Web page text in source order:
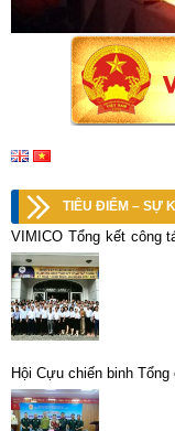
TIÊU ĐIỂM – SỰ
VIMICO Tổng kết công
2021
Hội Cựu chiến binh